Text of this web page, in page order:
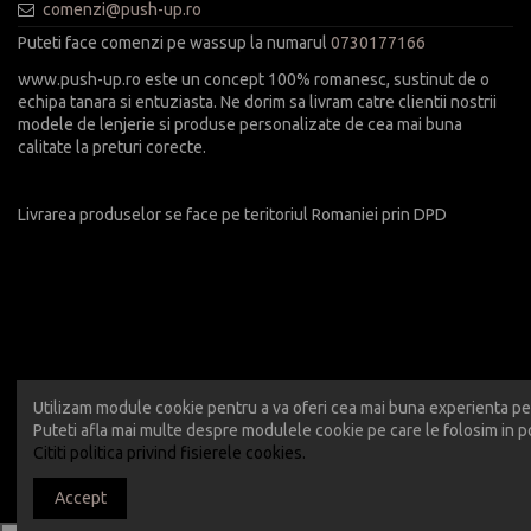
comenzi@push-up.ro
Puteti face comenzi pe wassup la numarul 0730177166
www.push-up.ro este un concept 100% romanesc, sustinut de o
echipa tanara si entuziasta. Ne dorim sa livram catre clientii nostrii
modele de lenjerie si produse personalizate de cea mai buna
calitate la preturi corecte.
Livrarea produselor se face pe teritoriul Romaniei prin DPD
Utilizam module cookie pentru a va oferi cea mai buna experienta
Puteti afla mai multe despre modulele cookie pe care le folosim in
Cititi politica privind fisierele cookies.
Accept